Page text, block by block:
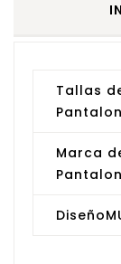
Tallas
Marca